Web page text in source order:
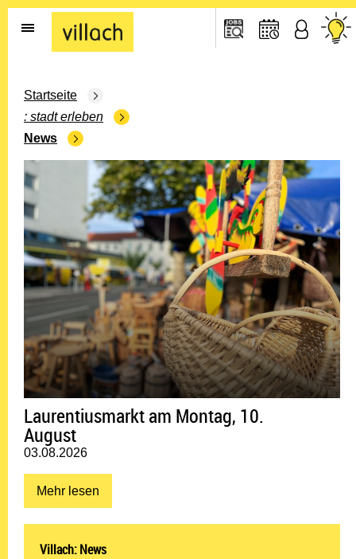
Gehe zur Startseite
Startseite
stadt erleben
News
Laurentiusmarkt am Montag, 10.
August
Datum:
03.08.2026
Mehr lesen: Laurentiusmarkt am Montag, 10. August
Mehr lesen
Villach: News